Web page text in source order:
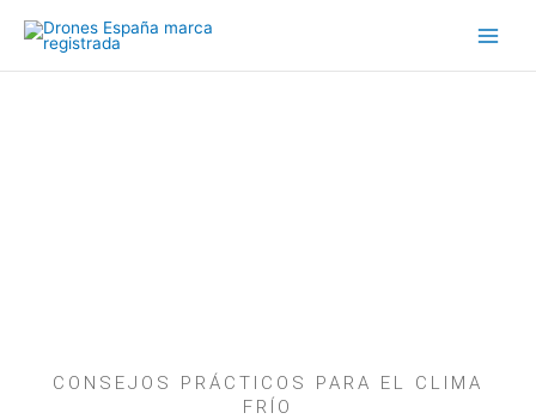
CONSEJOS PRÁCTICOS PARA EL CLIMA
FRÍO